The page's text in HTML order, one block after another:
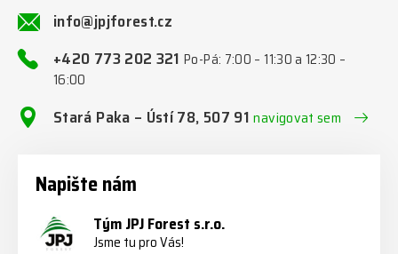
info@jpjforest.cz
+420 773 202 321Po-Pá: 7:00 – 11:30 a 12:30 –
16:00
Stará Paka – Ústí 78, 507 91navigovat sem
Napište nám
Tým JPJ Forest s.r.o.
Jsme tu pro Vás!